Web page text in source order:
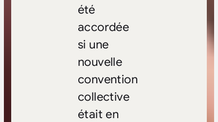
été
accordée
si une
nouvelle
convention
collective
était en